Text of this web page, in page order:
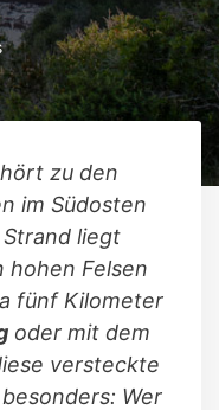
zu den
im Südosten
liegt
hohen Felsen
fünf Kilometer
oder mit dem
versteckte
Wer